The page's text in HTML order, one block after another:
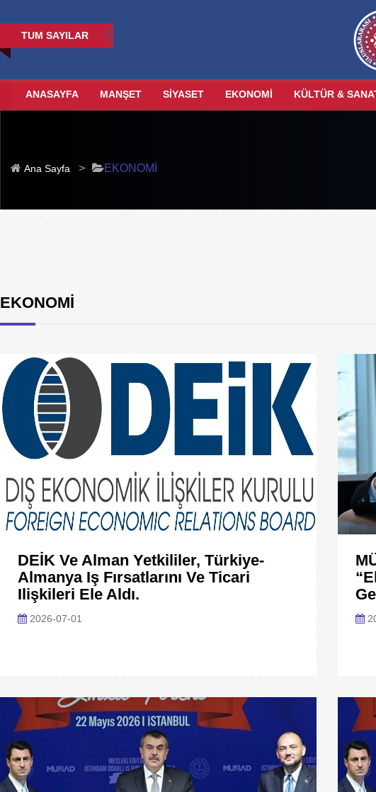
TUM SAYILAR
ANASAYFA MANŞET SİYASET EKONOMİ KÜLTÜR &
Ana Sayfa > EKONOMİ
EKONOMİ
DEİK Ve Alman Yetkililer, Türkiye-
Almanya Iş Fırsatlarını Ve Ticari
Ilişkileri Ele Aldı.
2026-07-01